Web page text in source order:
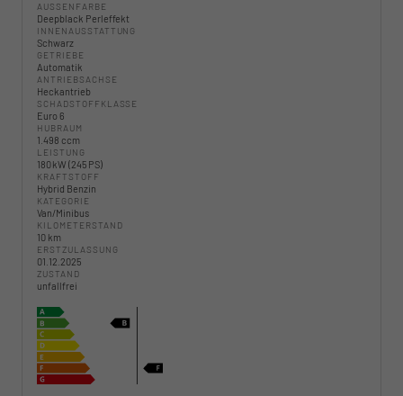
AUSSENFARBE
Deepblack Perleffekt
INNENAUSSTATTUNG
Schwarz
GETRIEBE
Automatik
ANTRIEBSACHSE
Heckantrieb
SCHADSTOFFKLASSE
Euro 6
HUBRAUM
1.498 ccm
LEISTUNG
180 kW (245 PS)
KRAFTSTOFF
Hybrid Benzin
KATEGORIE
Van/Minibus
KILOMETERSTAND
10 km
ERSTZULASSUNG
01.12.2025
ZUSTAND
unfallfrei